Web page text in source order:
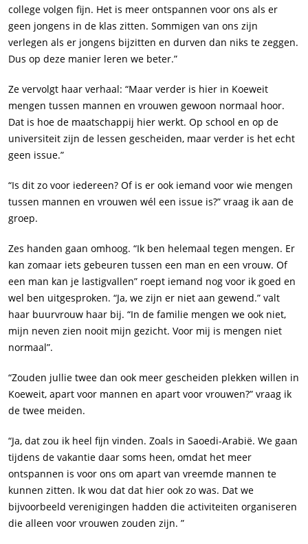
college volgen fijn. Het is meer ontspannen voor ons als er
geen jongens in de klas zitten. Sommigen van ons zijn
verlegen als er jongens bijzitten en durven dan niks te zeggen.
Dus op deze manier leren we beter.”
Ze vervolgt haar verhaal: “Maar verder is hier in Koeweit
mengen tussen mannen en vrouwen gewoon normaal hoor.
Dat is hoe de maatschappij hier werkt. Op school en op de
universiteit zijn de lessen gescheiden, maar verder is het echt
geen issue.”
“Is dit zo voor iedereen? Of is er ook iemand voor wie mengen
tussen mannen en vrouwen wél een issue is?” vraag ik aan de
groep.
Zes handen gaan omhoog. “Ik ben helemaal tegen mengen. Er
kan zomaar iets gebeuren tussen een man en een vrouw. Of
een man kan je lastigvallen” roept iemand nog voor ik goed en
wel ben uitgesproken. “Ja, we zijn er niet aan gewend.” valt
haar buurvrouw haar bij. “In de familie mengen we ook niet,
mijn neven zien nooit mijn gezicht. Voor mij is mengen niet
normaal”.
“Zouden jullie twee dan ook meer gescheiden plekken willen in
Koeweit, apart voor mannen en apart voor vrouwen?” vraag ik
de twee meiden.
“Ja, dat zou ik heel fijn vinden. Zoals in Saoedi-Arabië. We gaan
tijdens de vakantie daar soms heen, omdat het meer
ontspannen is voor ons om apart van vreemde mannen te
kunnen zitten. Ik wou dat dat hier ook zo was. Dat we
bijvoorbeeld verenigingen hadden die activiteiten organiseren
die alleen voor vrouwen zouden zijn. ”